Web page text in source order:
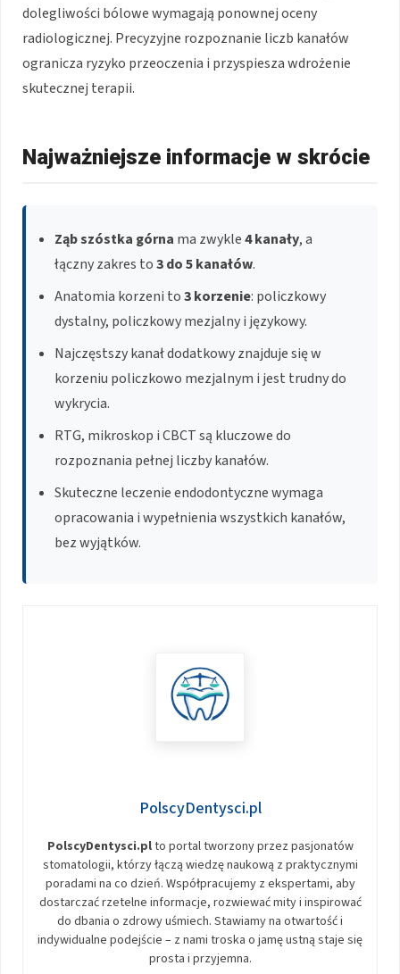
dolegliwości bólowe wymagają ponownej oceny
radiologicznej. Precyzyjne rozpoznanie liczb kanałów
ogranicza ryzyko przeoczenia i przyspiesza wdrożenie
skutecznej terapii.
Najważniejsze informacje w skrócie
Ząb szóstka górna ma zwykle4 kanały, a
łączny zakres to3 do 5 kanałów.
Anatomia korzeni to3 korzenie: policzkowy
dystalny, policzkowy mezjalny i językowy.
Najczęstszy kanał dodatkowy znajduje się w
korzeniu policzkowo mezjalnym i jest trudny do
wykrycia.
RTG, mikroskop i CBCT są kluczowe do
rozpoznania pełnej liczby kanałów.
Skuteczne leczenie endodontyczne wymaga
opracowania i wypełnienia wszystkich kanałów,
bez wyjątków.
PolscyDentysci.pl
PolscyDentysci.plto portal tworzony przez pasjonatów
stomatologii, którzy łączą wiedzę naukową z praktycznymi
poradami na co dzień. Współpracujemy z ekspertami, aby
dostarczać rzetelne informacje, rozwiewać mity i inspirować
do dbania o zdrowy uśmiech. Stawiamy na otwartość i
indywidualne podejście – z nami troska o jamę ustną staje się
prosta i przyjemna.